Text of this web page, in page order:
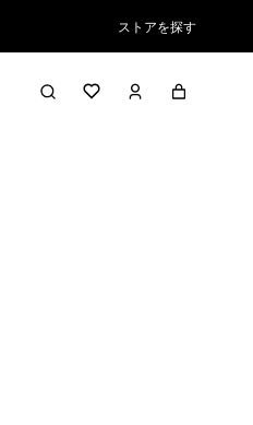
ストアを探す